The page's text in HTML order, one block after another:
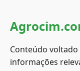
Conteúdo
informações